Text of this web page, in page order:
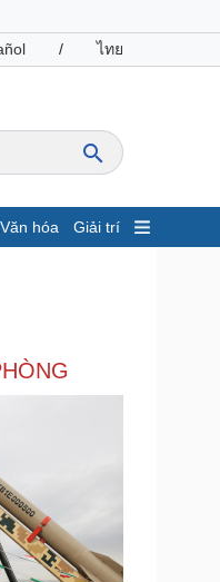
/ ไทย
Văn hóa Giải trí
nghệ
số